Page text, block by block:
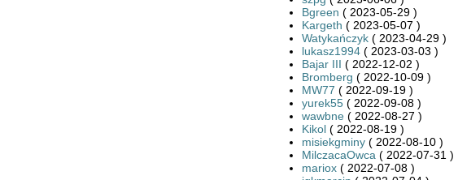
Bgreen ( 2023-05-29 )
Kargeth ( 2023-05-07 )
Watykańczyk( 2023-04-29 )
lukasz1994( 2023-03-03 )
Bajar III ( 2022-12-02 )
Bromberg ( 2022-10-09 )
MW77 ( 2022-09-19 )
yurek55( 2022-09-08 )
wawbne( 2022-08-27 )
Kikol( 2022-08-19 )
misiekgminy( 2022-08-10 )
MilczacaOwca ( 2022-07-31 )
mariox( 2022-07-08 )